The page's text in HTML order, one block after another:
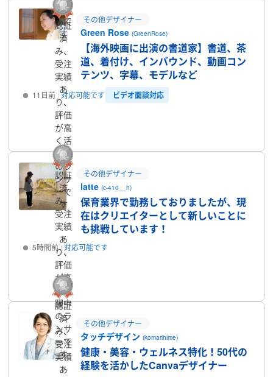
ンサ
ーで
す
その他デザイナー
Green Rose(GreenRose)
【海外映画に出演の書道家】書道、茶
道、着付け、インバウンド、動画コン
テンツ、字幕、モデルなど
11日前 対応可能です ビデオ面談対応
認証
済
み、
受注
実績
あ
り、
評価
が高
く活
躍中
のラ
ンサ
ーで
す
その他デザイナー
latte(c-410__h)
保育業界で勤務しておりましたが、現
在はクリエイターとして新しいことに
も挑戦しています！
5時間前 対応可能です
認証
済
み、
受注
実績
あ
り、
評価
が高
く活
躍中
のラ
ンサ
ーで
す
その他デザイナー
タッチデザイン(komarihime)
健康・美容・ウェルネス特化！50代の
経験を活かしたCanvaデザイナー
認証
済
み、
受注
実績
あ